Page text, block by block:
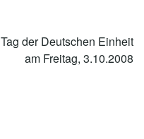
Tag der Deutschen Einheit
am Freitag, 3.10.2008